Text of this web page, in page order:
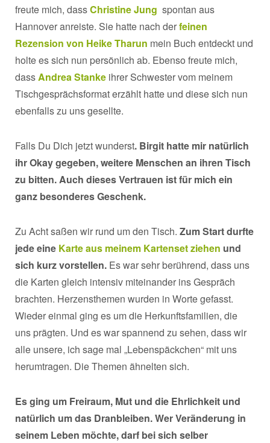
freute mich, dassChristine Jung spontan aus
Hannover anreiste. Sie hatte nach derfeinen
Rezension von Heike Tharun mein Buch entdeckt und
holte es sich nun persönlich ab. Ebenso freute mich,
dassAndrea Stanke ihrer Schwester vom meinem
Tischgesprächsformat erzählt hatte und diese sich nun
ebenfalls zu uns gesellte.
Falls Du Dich jetzt wunderst. Birgit hatte mir natürlich
ihr Okay gegeben, weitere Menschen an ihren Tisch
zu bitten. Auch dieses Vertrauen ist für mich ein
ganz besonderes Geschenk.
Zu Acht saßen wir rund um den Tisch. Zum Start durfte
jede eine Karte aus meinem Kartenset ziehen und
sich kurz vorstellen. Es war sehr berührend, dass uns
die Karten gleich intensiv miteinander ins Gespräch
brachten. Herzensthemen wurden in Worte gefasst.
Wieder einmal ging es um die Herkunftsfamilien, die
uns prägten. Und es war spannend zu sehen, dass wir
alle unsere, ich sage mal „Lebenspäckchen“ mit uns
herumtragen. Die Themen ähnelten sich.
Es ging um Freiraum, Mut und die Ehrlichkeit und
natürlich um das Dranbleiben. Wer Veränderung in
seinem Leben möchte, darf bei sich selber